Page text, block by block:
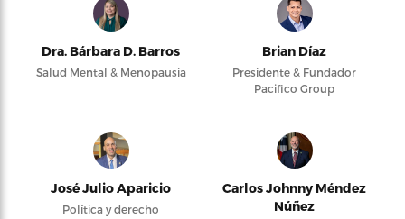
Dra. Bárbara D. Barros
Salud Mental & Menopausia
Brian Díaz
Presidente & Fundador
Pacifico Group
José Julio Aparicio
Política y derecho
Carlos Johnny Méndez
Núñez